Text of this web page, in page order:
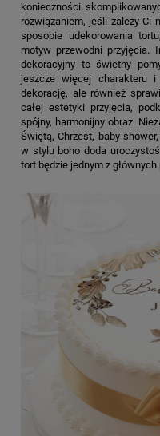
konieczności
rozwiązaniem, jeśli zależy Ci
sposobie udekorowania
motyw przewodni przyjęcia.
dekoracyjny to świetny
jeszcze więcej charakteru
dekorację, ale również
całej estetyki przyjęcia,
spójny, harmonijny obraz.
Świętą, Chrzest, baby
w stylu boho doda
tort będzie jednym z